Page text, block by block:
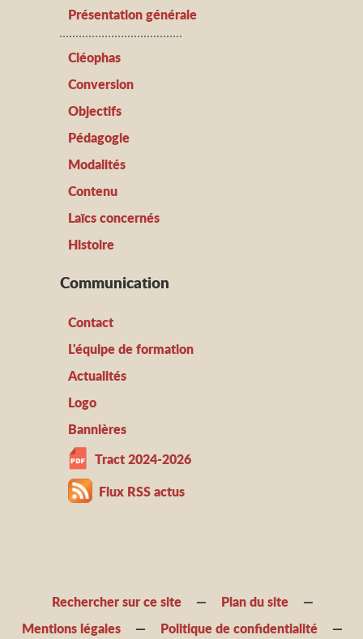
Présentation générale
Cléophas
Conversion
Objectifs
Pédagogie
Modalités
Contenu
Laïcs concernés
Histoire
Communication
Contact
L'équipe de formation
Actualités
Logo
Bannières
Tract 2024-2026
Flux RSS actus
Rechercher sur ce site
Plan du site
Mentions légales
Politique de confidentialité